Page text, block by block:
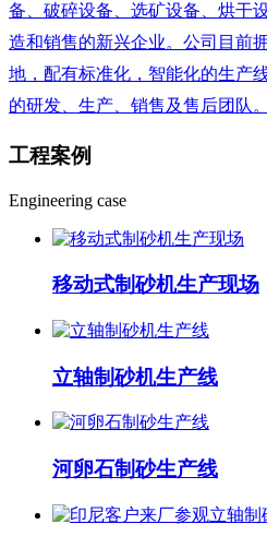
备、破碎设备、选矿设备、烘干
造和销售的新兴企业。公司目前
地，配有标准化，智能化的生产
的研发、生产、销售及售后团队。
工程案例
Engineering case
移动式制砂机生产现场
立轴制砂机生产线
河卵石制砂生产线